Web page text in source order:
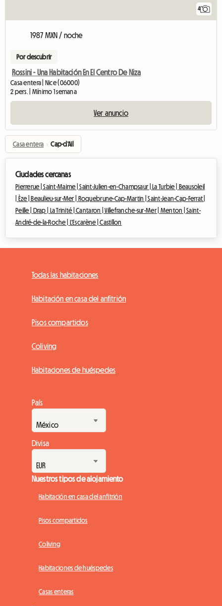
4
1987 MXN / noche
Por descubrir
Rossini - Una Habitación En El Centro De Niza
Casa entera | Nice (06000)
2 pers. | Mínimo 1 semana
Ver anuncio
Casa entera › Cap-d'Ail
Ciudades cercanas
Pierrerue |Saint-Maime |Saint-Julien-en-Champsaur | La Turbie |
Beausoleil
Èze | Beaulieu-sur-Mer | Roquebrune-Cap-Martin |Saint-Jean-Cap-Ferrat |
Peille |
Drap | La Trinité |Cantaron |Villefranche-sur-Mer | Menton |Saint-
André-de-la-Roche |
L'Escarène |Castillon
Todas las habitaciones
Habitación en casa del anfitrión
Pisos compartidos
Coliving
Habitaciones de huéspedes
País
Divisa
Nuestros tipos de alojamiento
Habitación en casa del anfitrión
Pisos compartidos
Coliving
Habitaciones de huéspedes
Casas enteras